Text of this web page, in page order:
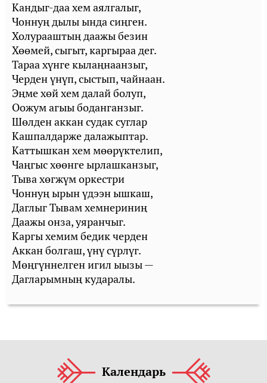
Кандыг-даа хем аялгалыг,
Чоннуң дылы ында сиңген.
Холурааштың даажы безин
Хөөмей, сыгыт, каргыраа дег.
Тараа хүнге кылаңнаанзыг,
Черден үнүп, сыстып, чайнаан.
Эңме хөй хем далай болуп,
Оожум агыы боданганзыг.
Шөлден аккан судак суглар
Кашпалдарже далажыптар.
Каттышкан хем мөөрүктелип,
Чаңгыс хөөнге ырлашканзыг,
Тыва хөгжүм оркестри
Чоннуң ырын үдээн ышкаш,
Даглыг Тывам хемнериниң
Даажы онза, уяранчыг.
Каргы хемим бедик черден
Аккан болгаш, үнү сүрлүг.
Мөңгүннелген игил ыызы —
Дагларымның кударалы.
Календарь